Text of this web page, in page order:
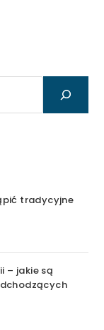
tradycyjne
– jakie są